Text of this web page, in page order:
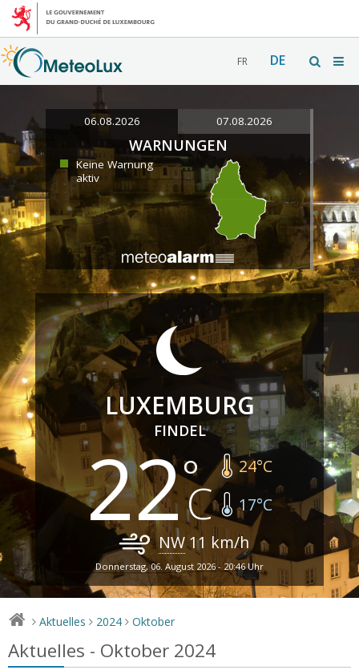
FR DE
06.08.2026 07.08.2026
WARNUNGEN
Keine Warnung
aktiv
LUXEMBURG
FINDEL
22 24°C
17°C
NW11 km/h
Donnerstag, 06. August 2026 - 20:46 Uhr
> Aktuelles > 2024 > Oktober
Aktuelles - Oktober 2024